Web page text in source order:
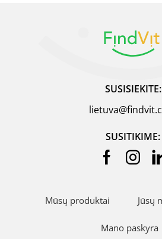
SUSISIEKITE:
SUSITIKIME:
Mūsų produktai Jūsų
Mano paskyra